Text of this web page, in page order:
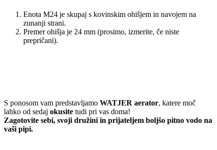
Enota M24 je skupaj s kovinskim ohišjem in navojem na
zunanji strani.
Premer ohišja je 24 mm (prosimo, izmerite, če niste
prepričani).
S ponosom vam predstavljamo WATJER aerator, katere moč
lahko od sedaj okusite tudi pri vas doma!
Zagotovite sebi, svoji družini in prijateljem boljšo pitno vodo na
vaši pipi.